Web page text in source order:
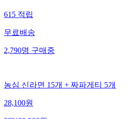
615적립
무료배송
2,790명구매중
농심 신라면 15개 + 짜파게티 5개
28,100원